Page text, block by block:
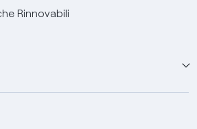
Rinnovabili